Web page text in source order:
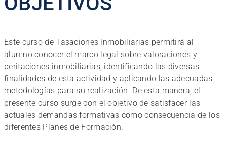
Este curso de Tasaciones Inmobiliarias permitirá al
alumno conocer el marco legal sobre valoraciones y
peritaciones inmobiliarias, identificando las diversas
finalidades de esta actividad y aplicando las adecuadas
metodologías para su realización. De esta manera, el
presente curso surge con el objetivo de satisfacer las
actuales demandas formativas como consecuencia de los
diferentes Planes de Formación.